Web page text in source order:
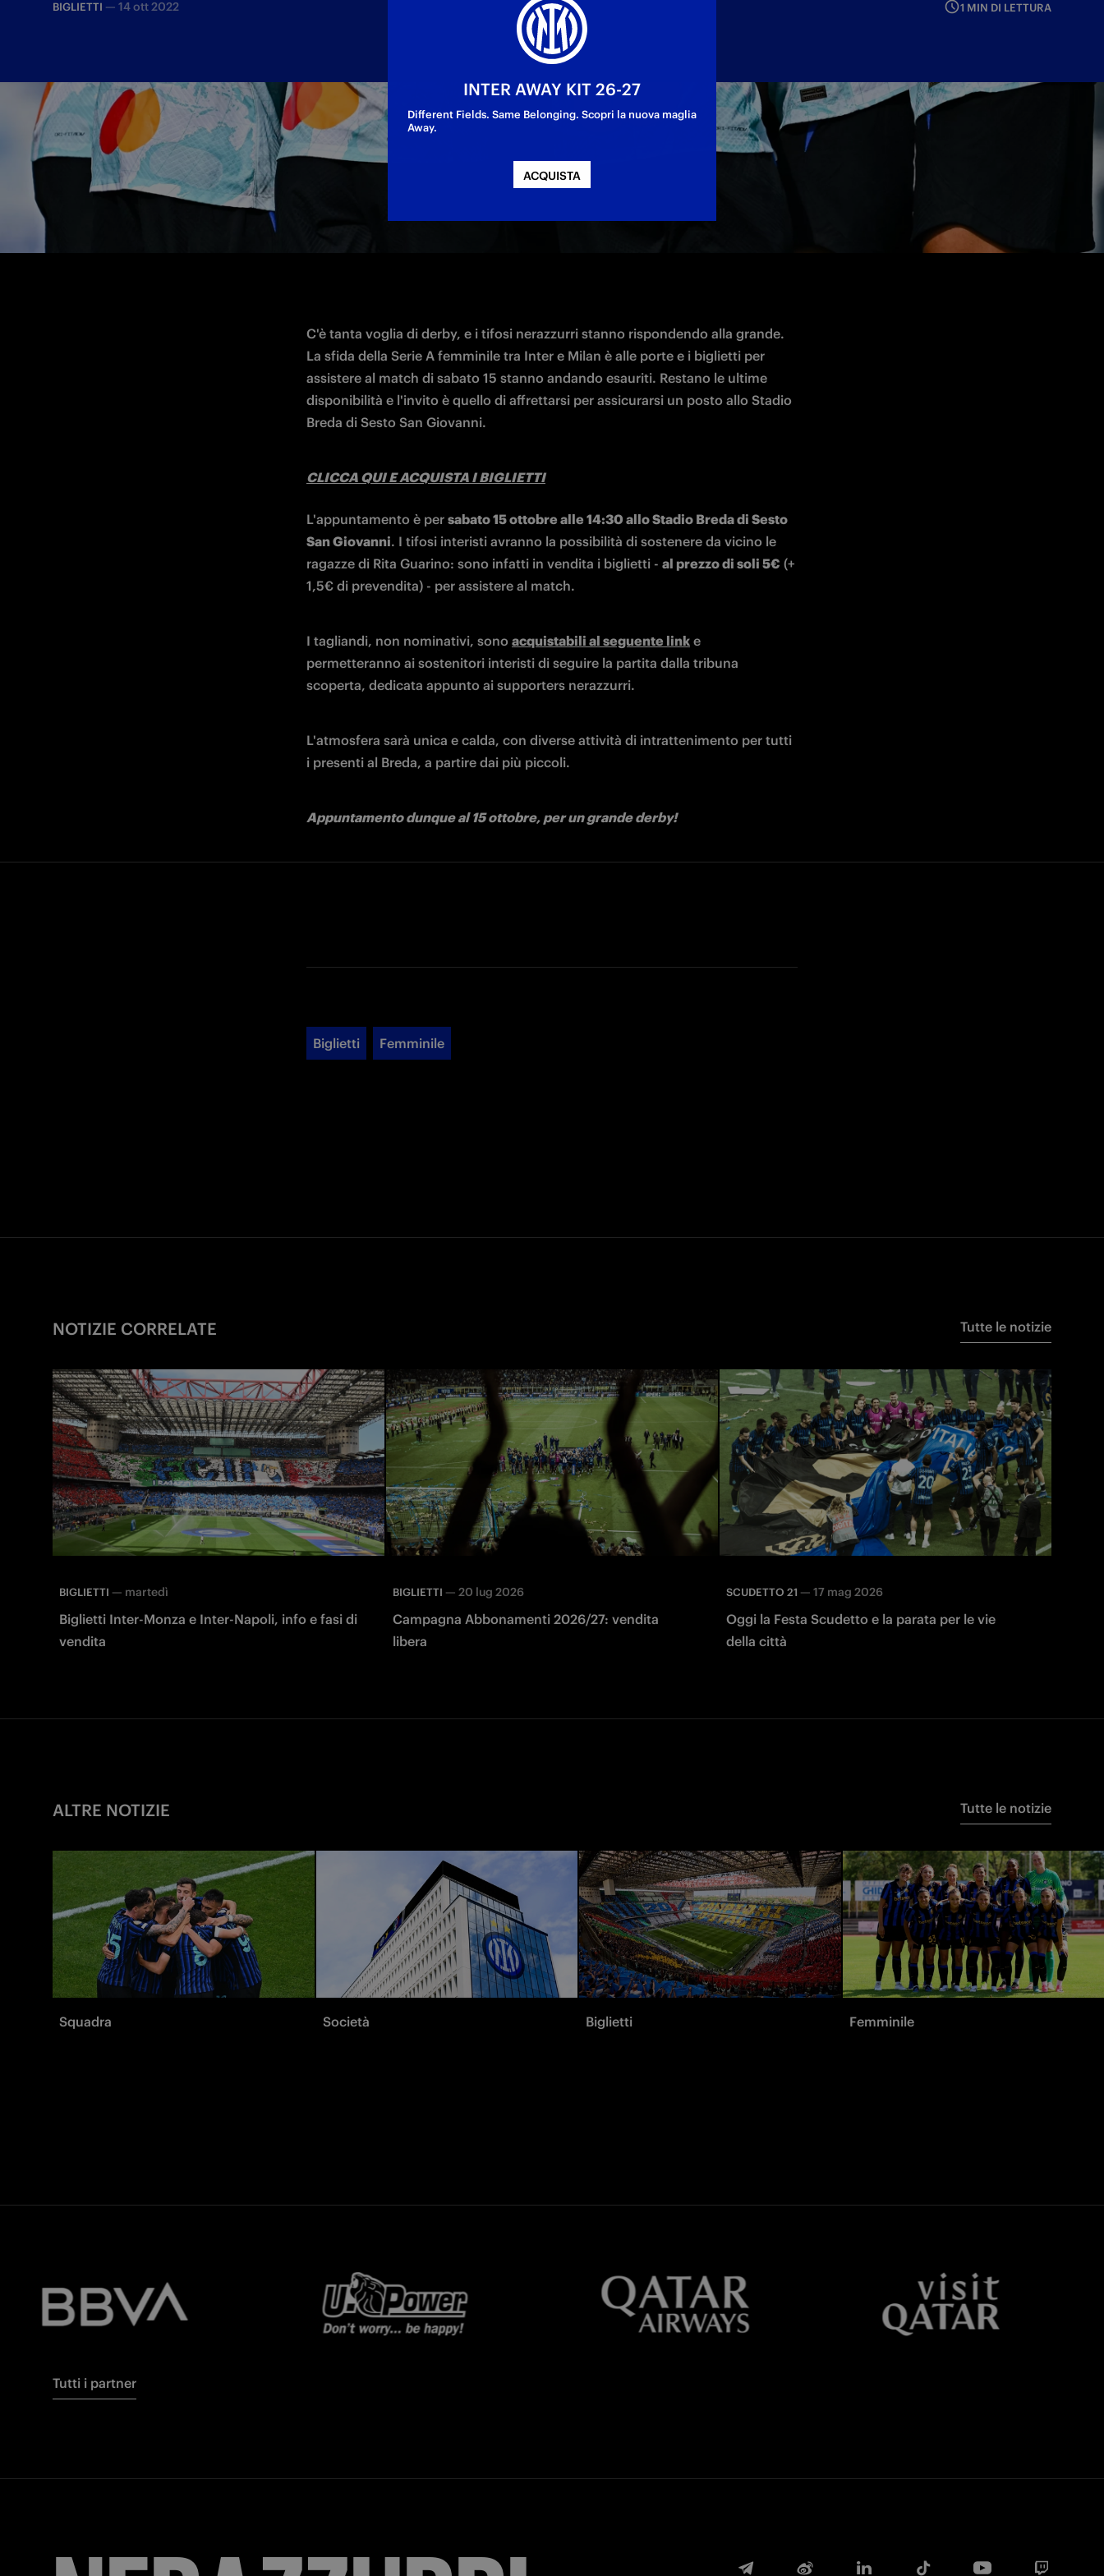
BIGLIETTI — 14 ott 2022 1 MIN DI LETTURA
Dopo la pausa per le nazionali il campionato ricomincerà con Inter-Milan, in programma sabato 15 alle 14:30 allo Stadio Breda di
Sesto San Giovanni
C'è tanta voglia di derby, e i tifosi nerazzurri stanno rispondendo alla grande.
La sfida della Serie A femminile tra Inter e Milan è alle porte e i biglietti per
assistere al match di sabato 15 stanno andando esauriti. Restano le ultime
disponibilità e l'invito è quello di affrettarsi per assicurarsi un posto allo Stadio
Breda di Sesto San Giovanni.
CLICCA QUI E ACQUISTA I BIGLIETTI
L'appuntamento è per sabato 15 ottobre alle 14:30 allo Stadio Breda di Sesto
San Giovanni. I tifosi interisti avranno la possibilità di sostenere da vicino le
ragazze di Rita Guarino: sono infatti in vendita i biglietti - al prezzo di soli 5€ (+
1,5€ di prevendita) - per assistere al match.
I tagliandi, non nominativi, sono acquistabili al seguente link e
permetteranno ai sostenitori interisti di seguire la partita dalla tribuna
scoperta, dedicata appunto ai supporters nerazzurri.
L'atmosfera sarà unica e calda, con diverse attività di intrattenimento per tutti
i presenti al Breda, a partire dai più piccoli.
Appuntamento dunque al 15 ottobre, per un grande derby!
Biglietti Femminile
NOTIZIE CORRELATE Tutte le notizie
BIGLIETTI — martedì
Biglietti Inter-Monza e Inter-Napoli, info e fasi di
vendita
BIGLIETTI — 20 lug 2026
Campagna Abbonamenti 2026/27: vendita
libera
SCUDETTO 21 — 17 mag 2026
Oggi la Festa Scudetto e la parata per le vie
della città
ALTRE NOTIZIE Tutte le notizie
Squadra Società Biglietti Femminile
Tutti i partner
INTER AWAY KIT 26-27
Different Fields. Same Belonging. Scopri la nuova maglia
Away.
ACQUISTA